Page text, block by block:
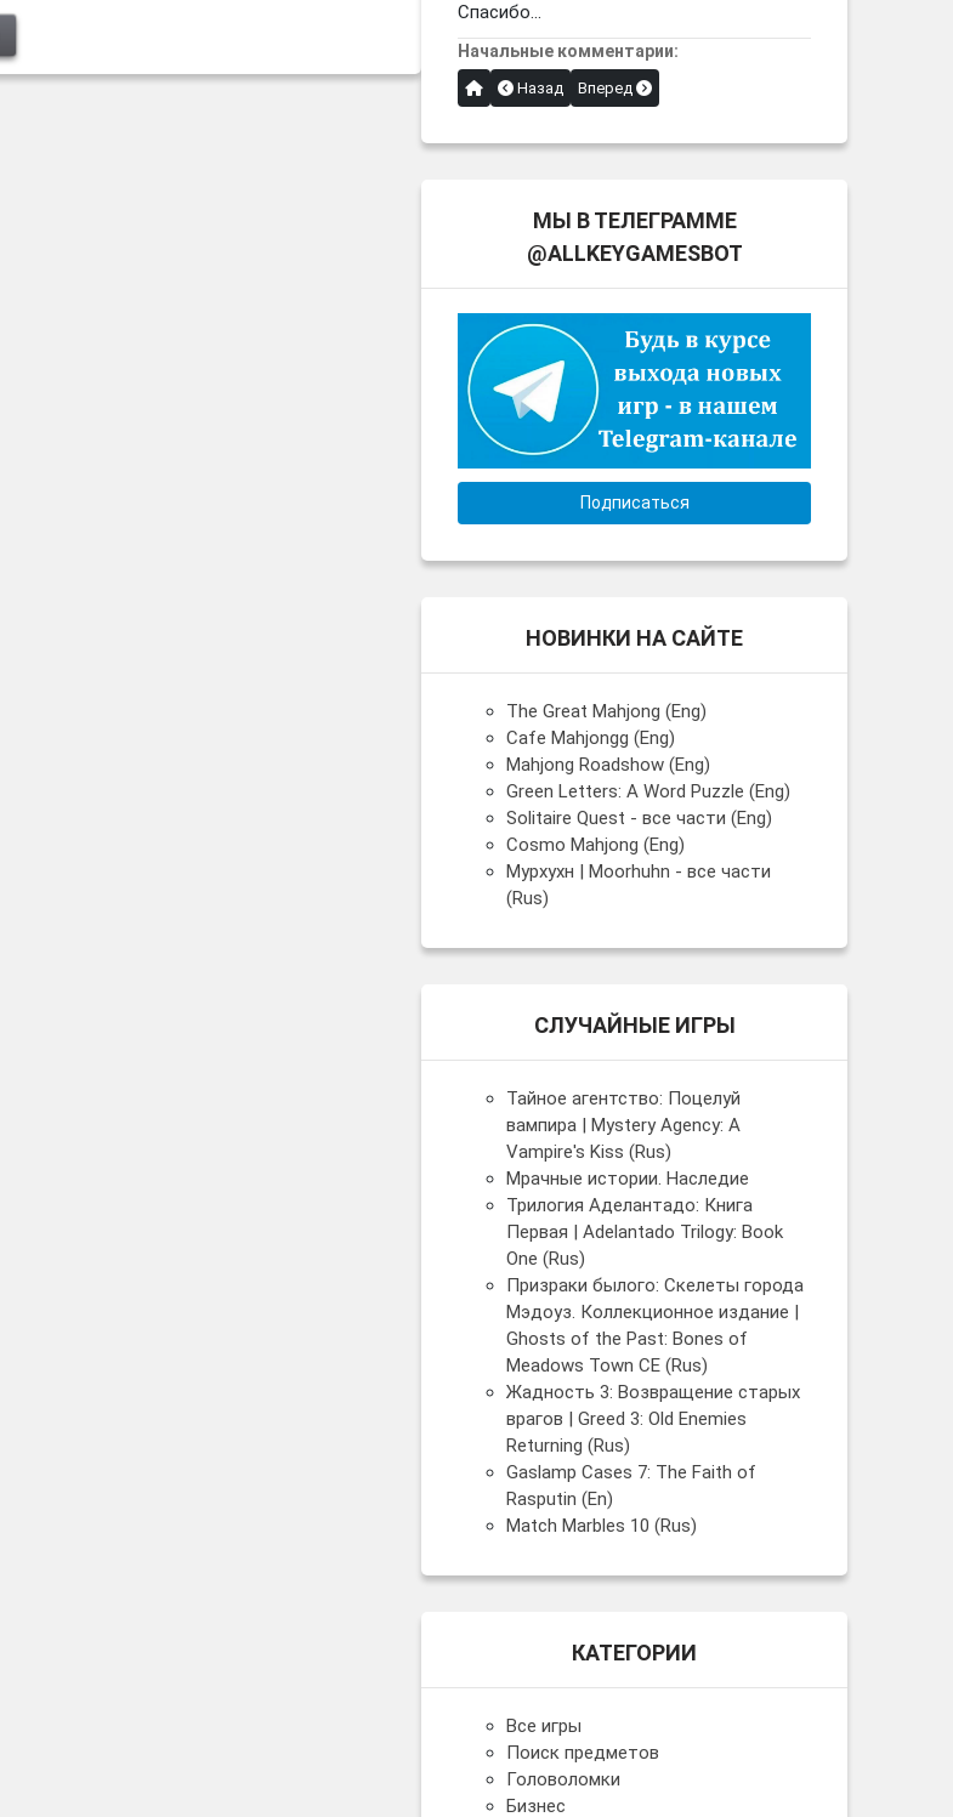
Спасибо...
Начальные комментарии:
Назад Вперед
МЫ В ТЕЛЕГРАММЕ
@ALLKEYGAMESBOT
Подписаться
НОВИНКИ НА САЙТЕ
The Great Mahjong (Eng)
Cafe Mahjongg (Eng)
Mahjong Roadshow (Eng)
Green Letters: A Word Puzzle (Eng)
Solitaire Quest - все части (Eng)
Cosmo Mahjong (Eng)
Мурхухн | Moorhuhn - все части
(Rus)
СЛУЧАЙНЫЕ ИГРЫ
Тайное агентство: Поцелуй
вампира | Mystery Agency: A
Vampire's Kiss (Rus)
Мрачные истории. Наследие
Трилогия Аделантадо: Книга
Первая | Adelantado Trilogy: Book
One (Rus)
Призраки былого: Скелеты города
Мэдоуз. Коллекционное издание |
Ghosts of the Past: Bones of
Meadows Town CE (Rus)
Жадность 3: Возвращение старых
врагов | Greed 3: Old Enemies
Returning (Rus)
Gaslamp Cases 7: The Faith of
Rasputin (En)
Match Marbles 10 (Rus)
КАТЕГОРИИ
Все игры
Поиск предметов
Головоломки
Бизнес